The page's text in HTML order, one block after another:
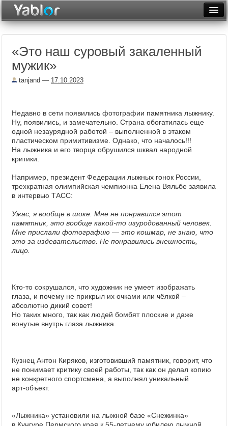
Неделя
Архив
Фототоп
Видеотоп
«Это наш суровый закаленный
мужик»
tanjand — 17.10.2023
Недавно в сети появились фотографии памятника лыжнику.
Ну, появились, и замечательно. Страна обогатилась еще
одной незаурядной работой – выполненной в этаком
пластическом примитивизме. Однако, что началось!!!
На лыжника и его творца обрушился шквал народной
критики.
Например, президент Федерации лыжных гонок России,
трехкратная олимпийская чемпионка Елена Вяльбе заявила
в интервью ТАСС:
Ужас, я вообще в шоке. Мне не понравился этот
памятник, это вообще какой-то изуродованный человек.
Мне прислали фотографию — это кошмар, не знаю, что
это за издевательство. Не понравились внешность,
лицо.
Кто-то сокрушался, что художник не умеет изображать
глаза, и почему не прикрыл их очками или чёлкой –
абсолютно дикий совет!
Но таких много, так как людей бомбят плоские и даже
вонутые внутрь глаза лыжника.
Кузнец Антон Киряков, изготовивший памятник, говорит, что
не понимает критику своей работы, так как он делал копию
не конкретного спортсмена, а выполнял уникальный
арт‑объект.
«Лыжника» установили на лыжной базе «Снежинка»